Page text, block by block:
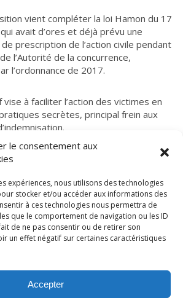
le consentement aux
expériences, nous utilisons des technologies
stocker et/ou accéder aux informations des
à ces technologies nous permettra de
que le comportement de navigation ou les ID
de ne pas consentir ou de retirer son
un effet négatif sur certaines caractéristiques
Accepter
vient compléter la loi Hamon du 17
avait d’ores et déjà prévu une
prescription de l’action civile pendant
l’Autorité de la concurrence,
l’ordonnance de 2017.
à faciliter l’action des victimes en
secrètes, principal frein aux
LexCase 2026
Politique de confidentialité
Conditions générales